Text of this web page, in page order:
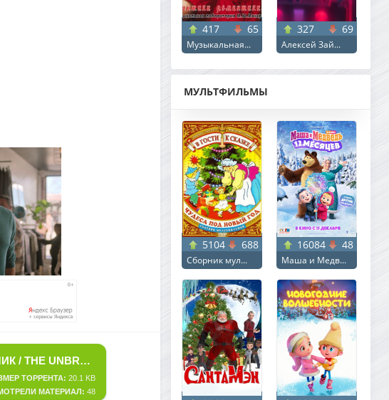
СКАЧАТЬ ТОРРЕНТ НЕУЯЗВИМЫЙ МАЛЬЧИК / THE UNBREAKABLE BOY (2025) WEB-DL 1080P | L
ТОРРЕНТА: 20.1 KB
МАТЕРИАЛ: 48
417 65
Музыкальная...
327 69
Алексей Зай...
МУЛЬТФИЛЬМЫ
5104 688
Сборник мул...
16084 48
Маша и Медв...